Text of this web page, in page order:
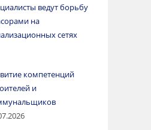
ведут борьбу
на
сетях
компетенций
и